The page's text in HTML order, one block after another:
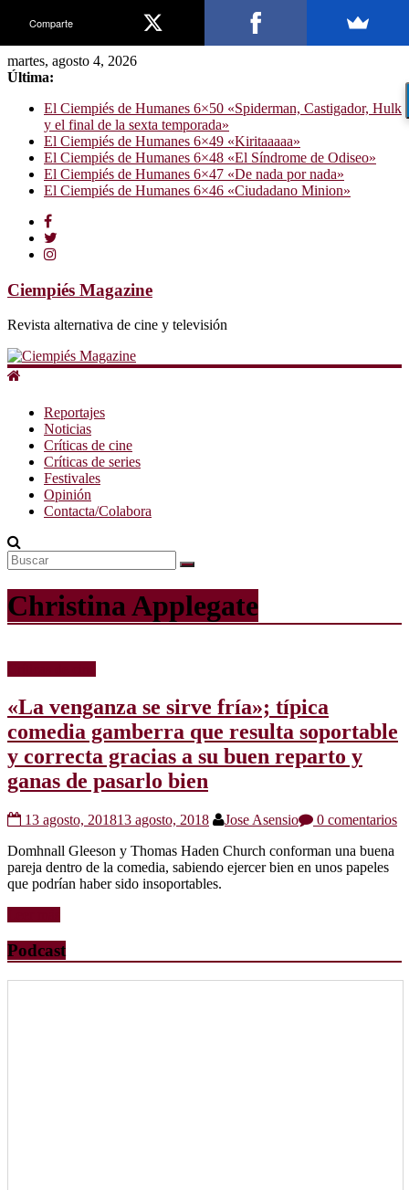
martes, agosto 4, 2026
Última:
El Ciempiés de Humanes 6×50 «Spiderman, Castigador, Hulk
y el final de la sexta temporada»
El Ciempiés de Humanes 6×49 «Kiritaaaaa»
El Ciempiés de Humanes 6×48 «El Síndrome de Odiseo»
El Ciempiés de Humanes 6×47 «De nada por nada»
El Ciempiés de Humanes 6×46 «Ciudadano Minion»
Ciempiés Magazine
Revista alternativa de cine y televisión
Reportajes
Noticias
Críticas de cine
Críticas de series
Festivales
Opinión
Contacta/Colabora
Christina Applegate
«La venganza se sirve fría»; típica
comedia gamberra que resulta soportable
y correcta gracias a su buen reparto y
ganas de pasarlo bien
13 agosto, 201813 agosto, 2018 Jose Asensio
0 comentarios
Domhnall Gleeson y Thomas Haden Church conforman una buena
pareja dentro de la comedia, sabiendo ejercer bien en unos papeles
que podrían haber sido insoportables.
Podcast
Comparte